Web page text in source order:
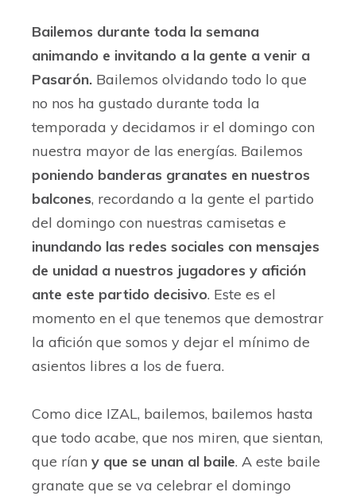
Bailemos durante toda la semana
animando e invitando a la gente a venir a
Pasarón. Bailemos olvidando todo lo que
no nos ha gustado durante toda la
temporada y decidamos ir el domingo con
nuestra mayor de las energías. Bailemos
poniendo banderas granates en nuestros
balcones, recordando a la gente el partido
del domingo con nuestras camisetas e
inundando las redes sociales con mensajes
de unidad a nuestros jugadores y afición
ante este partido decisivo. Este es el
momento en el que tenemos que demostrar
la afición que somos y dejar el mínimo de
asientos libres a los de fuera.
Como dice IZAL, bailemos, bailemos hasta
que todo acabe, que nos miren, que sientan,
que rían y que se unan al baile. A este baile
granate que se va celebrar el domingo